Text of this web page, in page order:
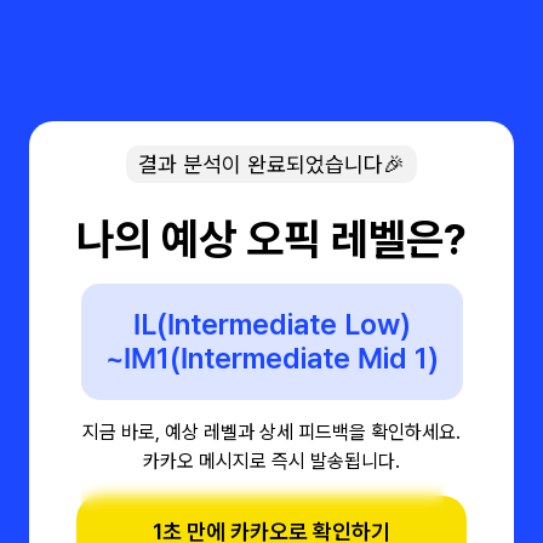
결과 분석이 완료되었습니다🎉
나의 예상 오픽 레벨은?
IL(Intermediate Low)
~IM1(Intermediate Mid 1)
지금 바로, 예상 레벨과 상세 피드백을 확인하세요.
카카오 메시지로 즉시 발송됩니다.
1초 만에 카카오로 확인하기